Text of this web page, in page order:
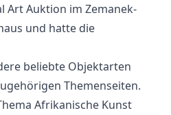
Art Auktion im Zemanek-
und hatte die
beliebte Objektarten
Themenseiten.
Afrikanische Kunst